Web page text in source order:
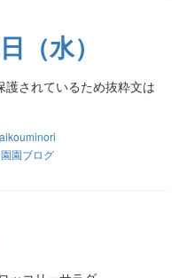
（水）
されているため抜粋文は
aikouminori
園ブログ